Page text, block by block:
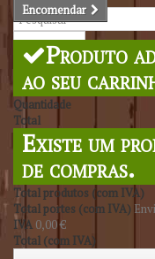
Pesquisar
Encomendar
Produto
ao seu
Quantidade
Total
Existe um
de compras.
Total produtos (com IVA)
Total portes (com IVA)
IVA 0,00 €
Total (com IVA)